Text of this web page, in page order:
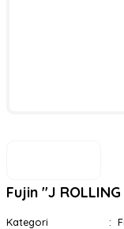
Fujin ''J
Kategori